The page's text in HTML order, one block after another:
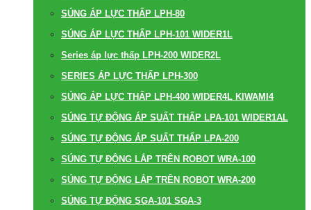
SÚNG ÁP LỰC THẤP LPH-80
SÚNG ÁP LỰC THẤP LPH-101 WIDER1L
Series áp lực thấp LPH-200 WIDER2L
SERIES ÁP LỰC THẤP LPH-300
SÚNG ÁP LỰC THẤP LPH-400 WIDER4L KIWAMI4
SÚNG TỰ ĐỘNG ÁP SUẤT THẤP LPA-101 WIDER1AL
SÚNG TỰ ĐỘNG ÁP SUẤT THẤP LPA-200
SÚNG TỰ ĐỘNG LẮP TRÊN ROBOT WRA-100
SÚNG TỰ ĐỘNG LẮP TRÊN ROBOT WRA-200
SÚNG TỰ ĐỘNG SGA-101 SGA-3